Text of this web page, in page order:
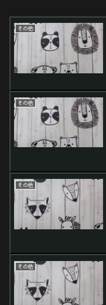
その他
その他
その他
その他